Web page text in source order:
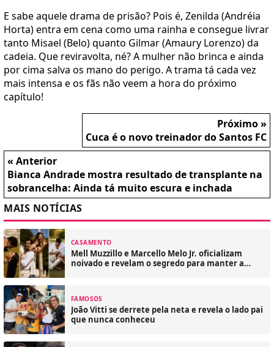
E sabe aquele drama de prisão? Pois é, Zenilda (Andréia
Horta) entra em cena como uma rainha e consegue livrar
tanto Misael (Belo) quanto Gilmar (Amaury Lorenzo) da
cadeia. Que reviravolta, né? A mulher não brinca e ainda
por cima salva os mano do perigo. A trama tá cada vez
mais intensa e os fãs não veem a hora do próximo
capítulo!
Próximo »
Cuca é o novo treinador do Santos FC
« Anterior
Bianca Andrade mostra resultado de transplante na
sobrancelha: Ainda tá muito escura e inchada
MAIS NOTÍCIAS
CASAMENTO
Mell Muzzillo e Marcello Melo Jr. oficializam
noivado e revelam o segredo para manter a
FAMOSOS
João Vitti se derrete pela neta e revela o lado pai
que nunca conheceu